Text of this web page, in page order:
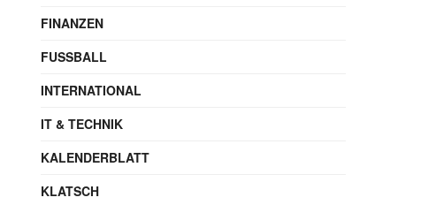
FINANZEN
FUSSBALL
INTERNATIONAL
IT & TECHNIK
KALENDERBLATT
KLATSCH